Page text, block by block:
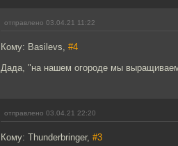
отправлено 03.04.21 11:22
Кому: Basilevs, #4
Дада, "на нашем огороде мы
отправлено 03.04.21 22:20
Кому: Thunderbringer, #3